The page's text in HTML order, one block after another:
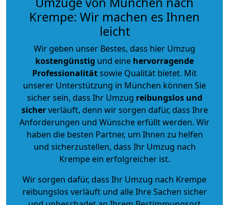
Krempe: Wir machen es Ihnen
leicht
Wir geben unser Bestes, dass hier Umzug
kostengünstig und eine hervorragende
Professionalitätsowie Qualität bietet. Mit
unserer Unterstützung in München können Sie
sicher sein, dass Ihr Umzug reibungslos und
sicherverläuft, denn wir sorgen dafür, dass Ihre
Anforderungen und Wünsche erfüllt werden. Wir
haben die besten Partner, um Ihnen zu helfen
und sicherzustellen, dass Ihr Umzug nach
Krempe ein erfolgreicher ist.
Wir sorgen dafür, dass Ihr Umzug nach Krempe
reibungslos verläuft und alle Ihre Sachen sicher